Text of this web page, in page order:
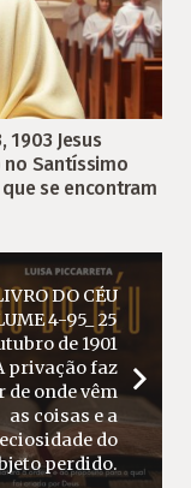
1903 Jesus
no Santíssimo
se encontram
DO CÉU
4-95_ 25
de 1901
privação faz
de onde vêm
as coisas e a
do
perdido.